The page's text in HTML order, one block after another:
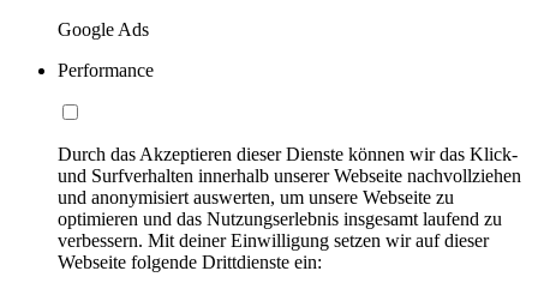
Google Ads
Performance
Durch das Akzeptieren dieser Dienste können wir das Klick-
und Surfverhalten innerhalb unserer Webseite nachvollziehen
und anonymisiert auswerten, um unsere Webseite zu
optimieren und das Nutzungserlebnis insgesamt laufend zu
verbessern. Mit deiner Einwilligung setzen wir auf dieser
Webseite folgende Drittdienste ein: